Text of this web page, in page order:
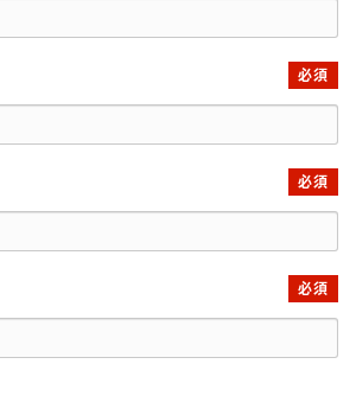
必須
必須
必須